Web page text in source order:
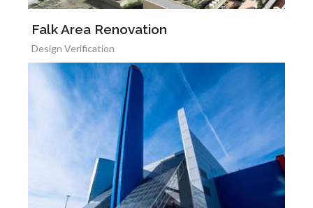
Falk Area Renovation
Design Verification